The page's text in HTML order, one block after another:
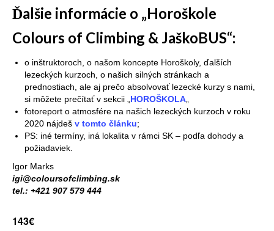
Ďalšie informácie o „Horoškole
Colours of Climbing & JaškoBUS“:
o inštruktoroch, o našom koncepte Horoškoly, ďalších
lezeckých kurzoch, o našich silných stránkach a
prednostiach, ale aj prečo absolvovať lezecké kurzy s nami,
si môžete prečítať v sekcii „HOROŠKOLA„
fotoreport o atmosfére na našich lezeckých kurzoch v roku
2020 nájdeš v tomto článku;
PS: iné termíny, iná lokalita v rámci SK – podľa dohody a
požiadaviek.
Igor Marks
igi@coloursofclimbing.sk
tel.: +421 907 579 444
143€